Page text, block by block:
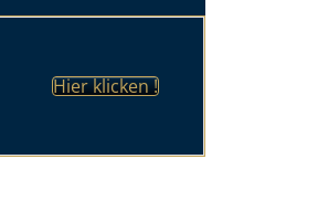
Hier klicken !